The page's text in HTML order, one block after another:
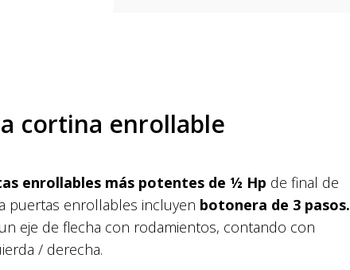
cortina enrollable
enrollables más potentes de ½ Hp de final de
puertas enrollables incluyen botonera de 3 pasos.
eje de flecha con rodamientos, contando con
/ derecha.